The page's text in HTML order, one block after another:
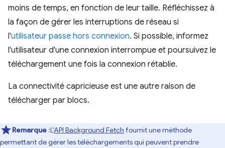
moins de temps, en fonction de leur taille. Réfléchissez à
la façon de gérer les interruptions de réseau si
l'utilisateur passe hors connexion. Si possible, informez
l'utilisateur d'une connexion interrompue et poursuivez le
téléchargement une fois la connexion rétablie.
La connectivité capricieuse est une autre raison de
télécharger par blocs.
Remarque :L'API Background Fetch fournit une méthode
permettant de gérer les téléchargements qui peuvent prendre